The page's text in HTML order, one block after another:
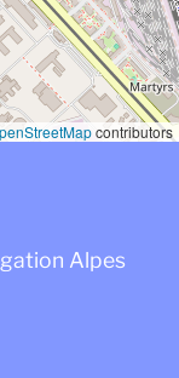
contributors
Alpes